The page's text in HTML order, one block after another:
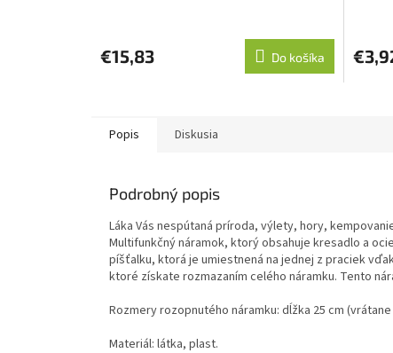
€15,83 Do košíka
Popis Diskusia
Podrobný popis
Láka Vás nespútaná príroda, výlety, hory,
Multifunkčný náramok, ktorý obsahuje kresadlo a
píšťalku, ktorá je umiestnená na jednej z praciek
ktoré získate rozmazaním celého náramku. Tento
Rozmery rozopnutého náramku: dĺžka 25 cm
Materiál: látka, plast.